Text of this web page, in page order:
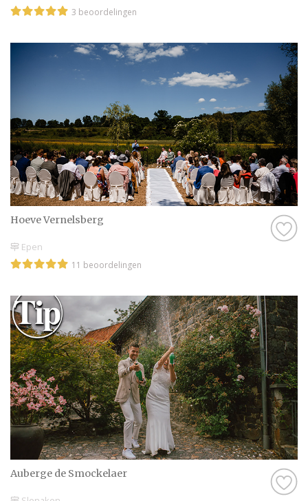
3 beoordelingen
Hoeve Vernelsberg
Epen
11 beoordelingen
Auberge de Smockelaer